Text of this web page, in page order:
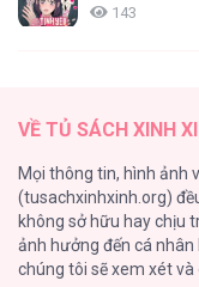
143
128
Bỏ Quách
123
VỀ TỦ SÁCH XINH
Mọi thông tin, hình ảnh
(tusachxinhxinh.org)
không sở hữu hay chịu
ảnh hưởng đến cá
chúng tôi sẽ xem xét và